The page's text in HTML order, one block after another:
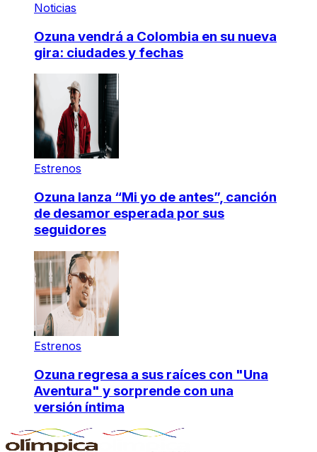
Noticias
Ozuna vendrá a Colombia en su nueva
gira: ciudades y fechas
Estrenos
Ozuna lanza “Mi yo de antes”, canción
de desamor esperada por sus
seguidores
Estrenos
Ozuna regresa a sus raíces con "Una
Aventura" y sorprende con una
versión íntima